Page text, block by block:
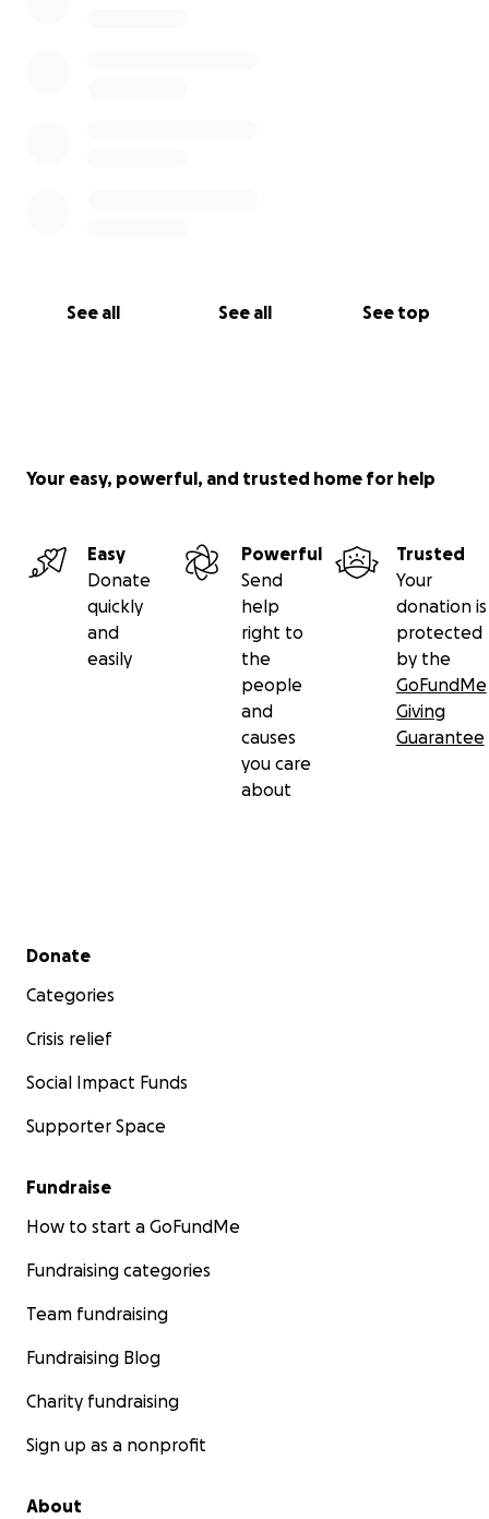
See all See all See top
Your easy, powerful, and trusted home for help
Easy
Donate
quickly
and
easily
Powerful
Send
help
right to
the
people
and
causes
you care
about
Trusted
Your
donation is
protected
by the
GoFundMe
Giving
Guarantee
Secondary menu
Donate
Categories
Crisis relief
Social Impact Funds
Supporter Space
Fundraise
How to start a GoFundMe
Fundraising categories
Team fundraising
Fundraising Blog
Charity fundraising
Sign up as a nonprofit
About